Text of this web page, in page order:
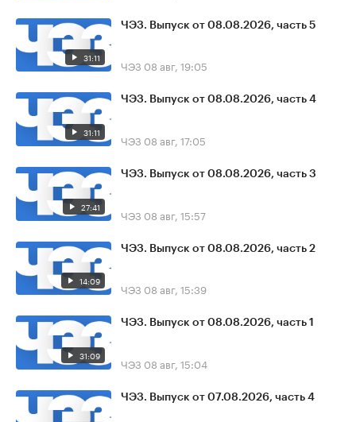
31:11
ЧЭЗ. Выпуск от 08.08.2026, часть 5
ЧЭЗ 08 авг, 19:05
31:11
ЧЭЗ. Выпуск от 08.08.2026, часть 4
ЧЭЗ 08 авг, 17:05
27:41
ЧЭЗ. Выпуск от 08.08.2026, часть 3
ЧЭЗ 08 авг, 15:57
14:09
ЧЭЗ. Выпуск от 08.08.2026, часть 2
ЧЭЗ 08 авг, 15:39
31:09
ЧЭЗ. Выпуск от 08.08.2026, часть 1
ЧЭЗ 08 авг, 15:04
ЧЭЗ. Выпуск от 07.08.2026, часть 4